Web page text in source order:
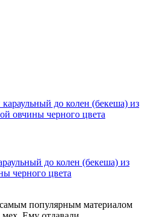
до колен (бекеша) из
черного цвета
популярным материалом